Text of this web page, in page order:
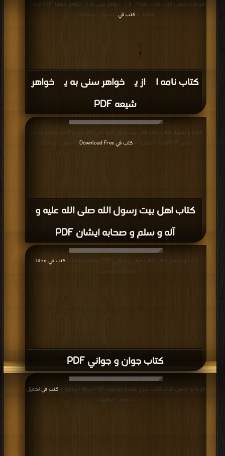
كتاب نامه ای از یک خواهر سنی به یک خواهر
شیعه PDF
قراءة و تحميل كتاب كتاب نامه ای از یک خواهر سنی به یک خواهر شیعه PDF مجانا |
مكتبة > كتب في | التحميل : مرة/مرات
كتاب اهل بیت رسول الله صلی الله علیه و
آله و سلم و صحابه ایشان PDF
قراءة و تحميل كتاب كتاب اهل بیت رسول الله صلی الله علیه و آله و سلم و صحابه
ایشان PDF مجانا | مكتبة >
كتب في Download Free | التحميل : مرة/مرات
كتاب جوان و جواني PDF
قراءة و تحميل كتاب كتاب جوان و جواني PDF مجانا | مكتبة > كتب في مجانا
التحميل : مرة/مرات
قراءة و تحميل كتاب كتاب شرح عقیده طحاویه PDF مجانا | مكتبة > كتب في تحميل
| التحميل : مرة/مرات